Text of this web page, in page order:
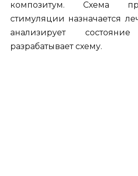
композитум. Схема
стимуляции назначается
анализирует
разрабатывает схему.